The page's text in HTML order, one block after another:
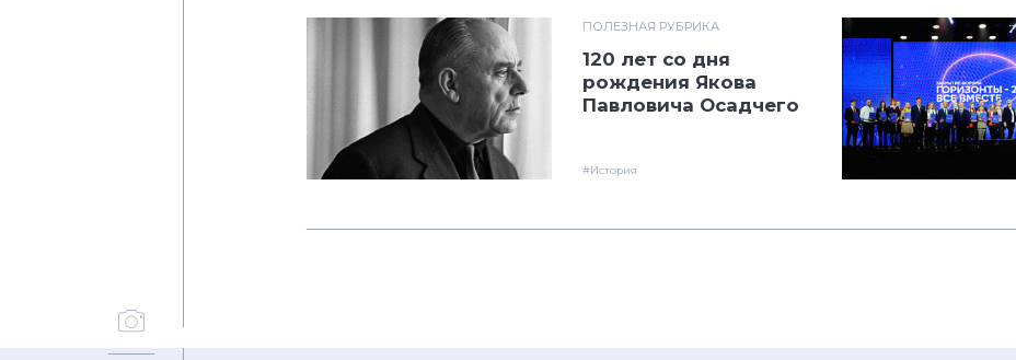
ПОЛЕЗНАЯ РУБРИКА
120 лет со дня
рождения Якова
Павловича Осадчего
#История